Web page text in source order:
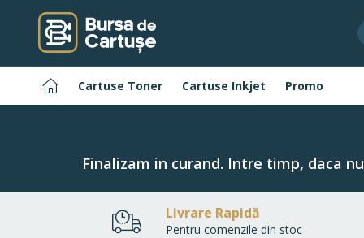
Navigați
la
Conținut
PaginaCartuse Toner Cartuse Inkjet Promo
Finalizam in curand. Intre timp, daca
Livrare Rapidă
Pentru comenzile din stoc